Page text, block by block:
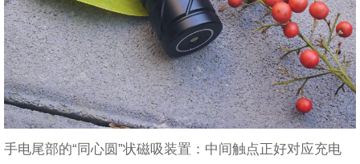
手电尾部的“同心圆”状磁吸装置：中间触点正好对应充电